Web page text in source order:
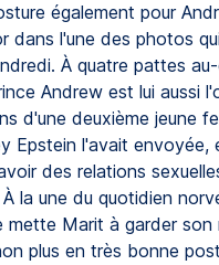
également pour
dans l'une des photos
À quatre pattes
Andrew est lui aussi
d'une deuxième jeune
Epstein l'avait envoyée,
des relations
la une du quotidien
mette Marit à garder son
plus en très bonne